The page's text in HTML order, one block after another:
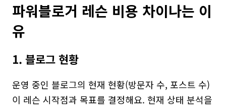
파워블로거 레슨 비용 차이나는 이
유
1. 블로그 현황
운영 중인 블로그의 현재 현황(방문자 수, 포스트 수)
이 레슨 시작점과 목표를 결정해요. 현재 상태 분석을